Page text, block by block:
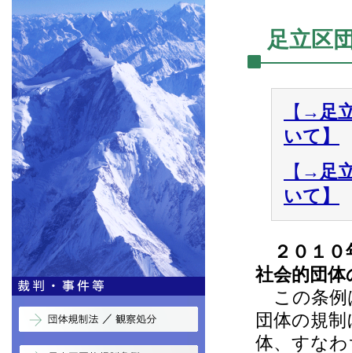
足立区
【 →足
いて】
【 →足
いて】
２０１０
社会的団
この条例
団体の規
体、すなわ